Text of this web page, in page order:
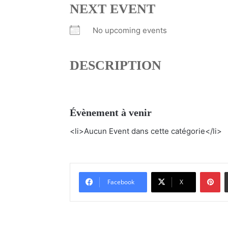
NEXT EVENT
No upcoming events
DESCRIPTION
Évènement à venir
<li>Aucun Event dans cette catégorie</li>
Facebook X